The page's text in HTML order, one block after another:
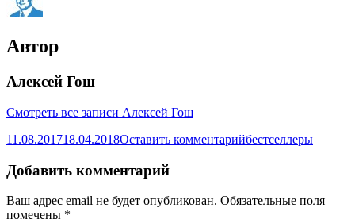
Автор
Алексей Гош
Смотреть все записи Алексей Гош
11.08.201718.04.2018Оставить комментарийбестселлеры
Добавить комментарий
Ваш адрес email не будет опубликован. Обязательные поля
помечены *